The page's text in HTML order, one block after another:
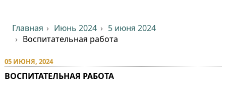
Главная Июнь 2024
5 июня 2024
Воспитательная работа
05 ИЮНЯ, 2024
ВОСПИТАТЕЛЬНАЯ РАБОТА